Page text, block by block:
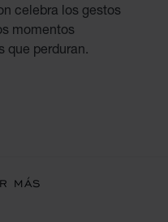
celebra los gestos
momentos
que perduran.
MÁS